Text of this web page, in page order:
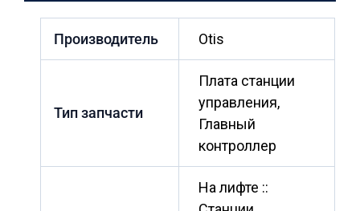
Производитель Otis
Тип запчасти
Плата станции
управления,
Главный
контроллер
На лифте ::